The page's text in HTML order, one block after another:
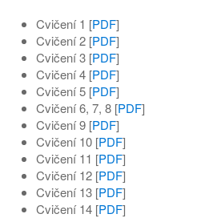
Cvičení 1 [PDF]
Cvičení 2 [PDF]
Cvičení 3 [PDF]
Cvičení 4 [PDF]
Cvičení 5 [PDF]
Cvičení 6, 7, 8 [PDF]
Cvičení 9 [PDF]
Cvičení 10 [PDF]
Cvičení 11 [PDF]
Cvičení 12 [PDF]
Cvičení 13 [PDF]
Cvičení 14 [PDF]